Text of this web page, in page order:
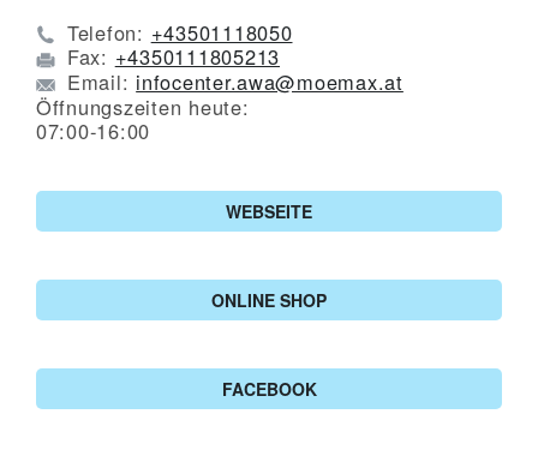
Telefon: +43501118050
Fax: +4350111805213
Email: infocenter.awa@moemax.at
Öffnungszeiten heute:
07:00-16:00
WEBSEITE
ONLINE SHOP
FACEBOOK